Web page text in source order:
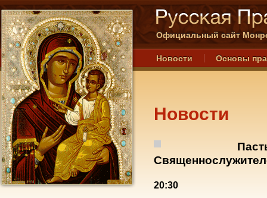
Официальный сайт
Новости Основы
Новости
20:30